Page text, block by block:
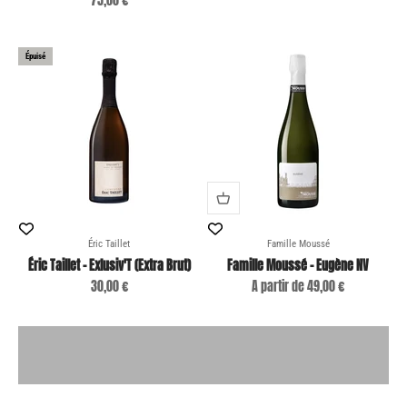
Épuisé
Éric Taillet
Éric Taillet - Exlusiv'T (Extra Brut)
Prix de vente
30,00 €
Famille Moussé
Famille Moussé - Eugène NV
Prix de vente
A partir de 49,00 €